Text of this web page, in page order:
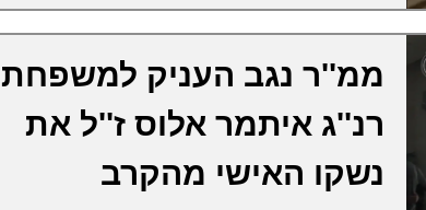
ממ''ר נגב העניק למשפחת
רנ''ג איתמר אלוס ז''ל את
נשקו האישי מהקרב